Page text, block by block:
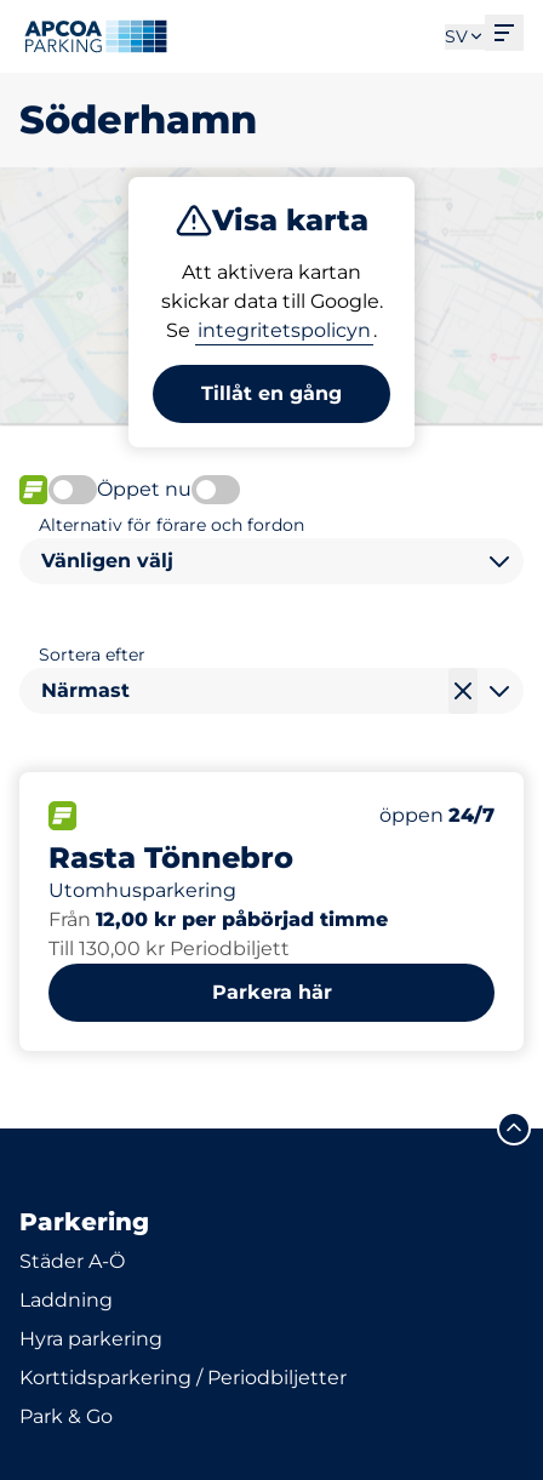
SV
Söderhamn
Visa karta
Att aktivera kartan
skickar data till Google.
Se integritetspolicyn .
Tillåt en gång
Parkera
Välj din parkeringsplats i
Söderhamn
FLÖDE
Öppet nu
Alternativ för förare och fordon
Vänligen välj
Sortera efter
Närmast
Rasta Tönnebro
Utomhusparkering
Antal
Totalt antal
Lördag
öppen 24/7
Från 12,00 kr per påbörjad timme
Till 130,00 kr Periodbiljett
Parkera här
Parkering
Städer A-Ö
Laddning
Hyra parkering
Korttidsparkering / Periodbiljetter
Park & Go